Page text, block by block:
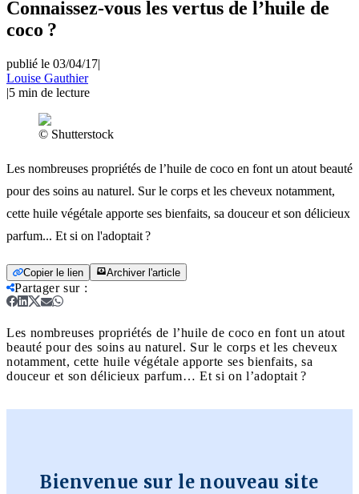
Connaissez-vous les vertus de l’huile de
coco ?
publié le 03/04/17|
Louise Gauthier
|5 min de lecture
© Shutterstock
Les nombreuses propriétés de l’huile de coco en font un atout beauté
pour des soins au naturel. Sur le corps et les cheveux notamment,
cette huile végétale apporte ses bienfaits, sa douceur et son délicieux
parfum... Et si on l'adoptait ?
Copier le lien Archiver l'article
Partager sur:
Les nombreuses propriétés de l’huile de coco en font un atout
beauté pour des soins au naturel. Sur le corps et les cheveux
notamment, cette huile végétale apporte ses bienfaits, sa
douceur et son délicieux parfum… Et si on l’adoptait ?
Bienvenue sur le nouveau site